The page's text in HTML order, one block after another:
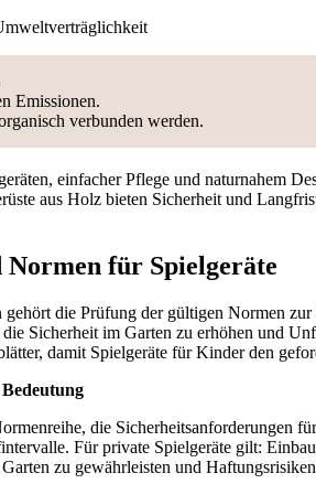
Emissionen.
verbunden werden.
einfacher Pflege und naturnahem
aus Holz bieten Sicherheit und
Normen für Spielgeräte
die Prüfung der gültigen Normen
Sicherheit im Garten zu erhöhen und
damit Spielgeräte für Kinder den
die Sicherheitsanforderungen
Für private Spielgeräte gilt:
zu gewährleisten und